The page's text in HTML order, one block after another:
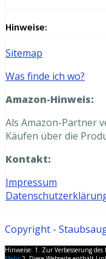
Hinweise:
Sitemap
Was finde ich wo?
Amazon-Hinweis:
Als Amazon-Partner
Käufen über die
Kontakt:
Impressum
Copyright -
Hinweise: 1. Zur Verbesserung des